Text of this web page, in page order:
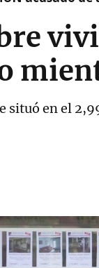
en el